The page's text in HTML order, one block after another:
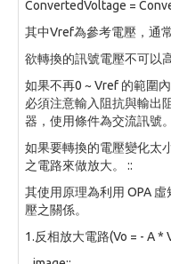
ConvertedVoltage =
其中Vref為參考電壓，通
欲轉換的訊號電壓不可以
如果不再0 ~ Vref 的範圍
必須注意輸入阻抗與輸出
器，使用條件為交流訊號。
如果要轉換的電壓變化太
之電路來做放大。 ::
其使用原理為利用 OPA
壓之關係。
1.反相放大電路(Vo = - A *